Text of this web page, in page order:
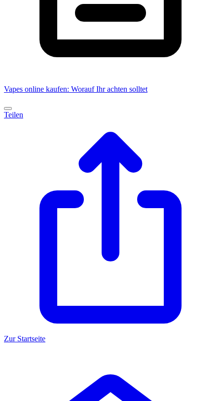
Vapes online kaufen: Worauf Ihr achten solltet
Teilen
Zur Startseite